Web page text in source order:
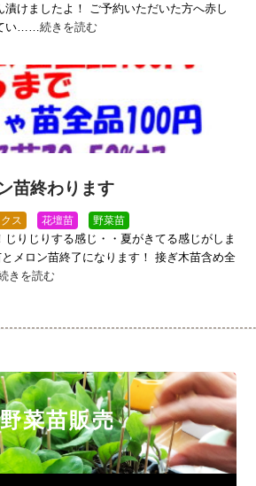
漬けましたよ！ ご予約いただいた方へ赤し
い……続きを読む
苗終わります
ス 花壇苗 野菜苗
りじりする感じ・・夏がきてる感じがしま
メロン苗終了になります！ 接ぎ木苗含め全
きを読む
野菜苗販売